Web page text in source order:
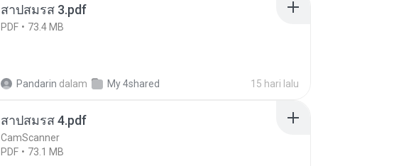
สาปสมรส 3.pdf
PDF 73.4 MB
Pandarin dalam My 4shared 15 hari lalu
สาปสมรส 4.pdf
CamScanner
PDF
73.1 MB